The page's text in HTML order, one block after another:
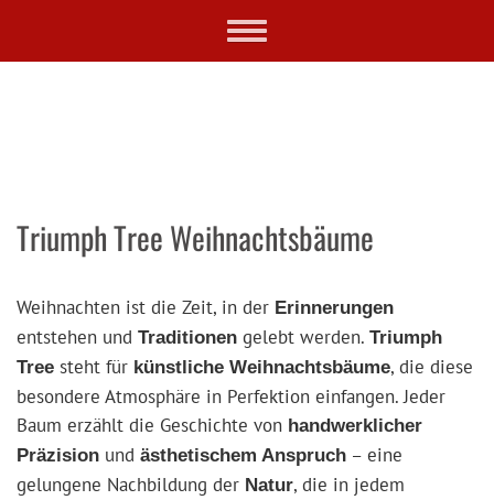
Toggle
Triumph Tree Weihnachtsbäume
Weihnachten ist die Zeit, in der Erinnerungen
entstehen und Traditionen gelebt werden. Triumph
Tree steht für künstliche Weihnachtsbäume, die diese
besondere Atmosphäre in Perfektion einfangen. Jeder
Baum erzählt die Geschichte von handwerklicher
Präzision und ästhetischem Anspruch – eine
gelungene Nachbildung der Natur, die in jedem